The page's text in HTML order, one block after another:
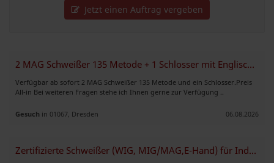
Jetzt einen Auftrag vergeben
2 MAG Schweißer 135 Metode + 1 Schlosser mit Englisch Kenntnissen
Verfügbar ab sofort 2 MAG Schweißer 135 Metode und ein Schlosser.Preis
All-in Bei weiteren Fragen stehe ich Ihnen gerne zur Verfügung ..
Gesuch in 01067, Dresden 06.08.2026
Zertifizierte Schweißer (WIG, MIG/MAG,E-Hand) für Industrie & Handwerk